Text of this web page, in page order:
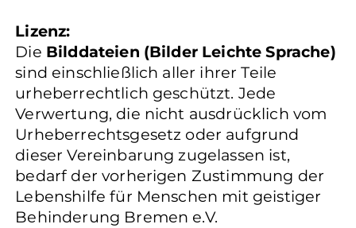
Lizenz:
Die Bilddateien (Bilder Leichte Sprache)
sind einschließlich aller ihrer Teile
urheberrechtlich geschützt. Jede
Verwertung, die nicht ausdrücklich vom
Urheberrechtsgesetz oder aufgrund
dieser Vereinbarung zugelassen ist,
bedarf der vorherigen Zustimmung der
Lebenshilfe für Menschen mit geistiger
Behinderung Bremen e.V.